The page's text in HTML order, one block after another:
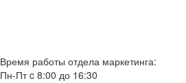
Время работы отдела маркетинга:
Пн-Пт c 8:00 до 16:30